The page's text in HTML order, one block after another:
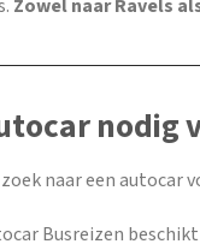
Zowel naar Ravels
nodig
naar een autocar
Busreizen